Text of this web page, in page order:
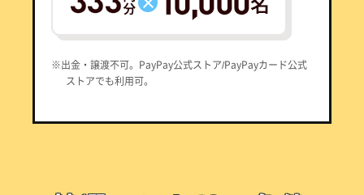
※出金・譲渡不可。PayPay公式ストア/PayPayカード公式
ストアでも利用可。